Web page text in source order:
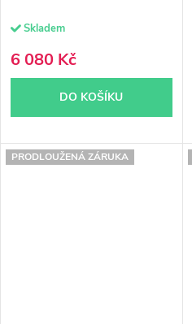
Skladem
6 080 Kč
DO KOŠÍKU
PRODLOUŽENÁ ZÁRUKA